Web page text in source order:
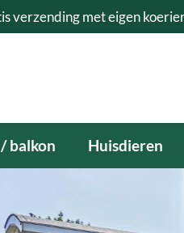
verzending met eigen
balkon Huisdieren